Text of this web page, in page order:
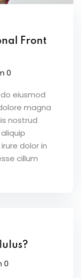
Front
0
eiusmod
magna
nostrud
dolor in
cillum
0